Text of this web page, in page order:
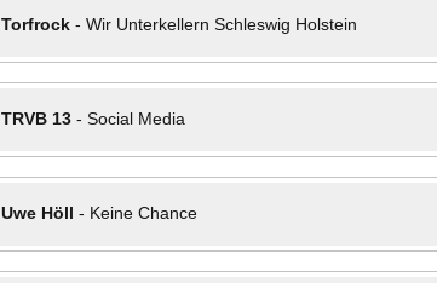
Torfrock- Wir Unterkellern Schleswig Holstein
TRVB 13- Social Media
Uwe Höll - Keine Chance